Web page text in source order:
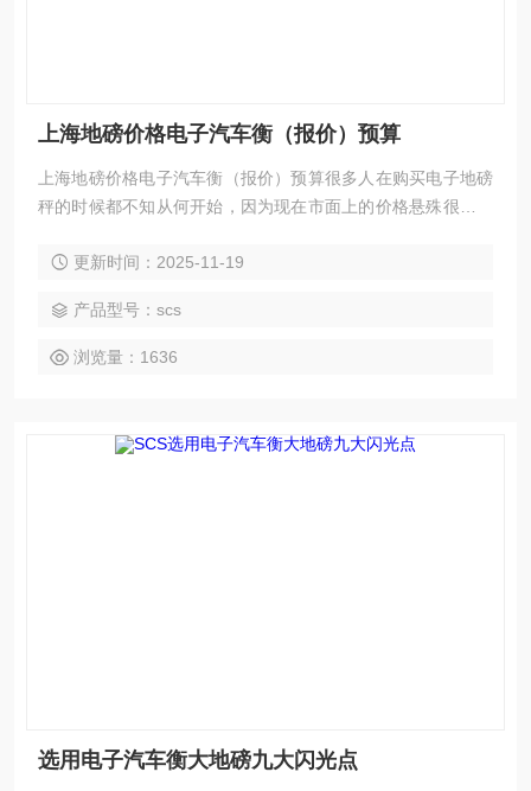
上海地磅价格电子汽车衡（报价）预算
上海地磅价格电子汽车衡（报价）预算很多人在购买电子地磅
秤的时候都不知从何开始，因为现在市面上的价格悬殊很大，
得便宜了，没有好货。
更新时间：2025-11-19
产品型号：scs
浏览量：1636
选用电子汽车衡大地磅九大闪光点